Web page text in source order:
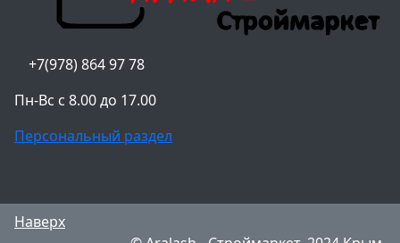
+7(978) 864 97 78
Пн-Вс с 8.00 до 17.00
Персональный раздел
Наверх